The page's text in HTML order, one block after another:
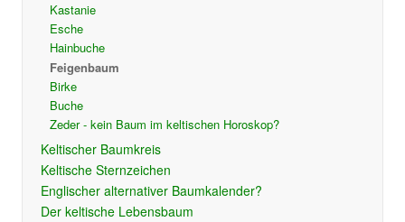
Kastanie
Esche
Hainbuche
Feigenbaum
Birke
Buche
Zeder - kein Baum im keltischen Horoskop?
Keltischer Baumkreis
Keltische Sternzeichen
Englischer alternativer Baumkalender?
Der keltische Lebensbaum